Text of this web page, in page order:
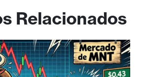
Relacionados